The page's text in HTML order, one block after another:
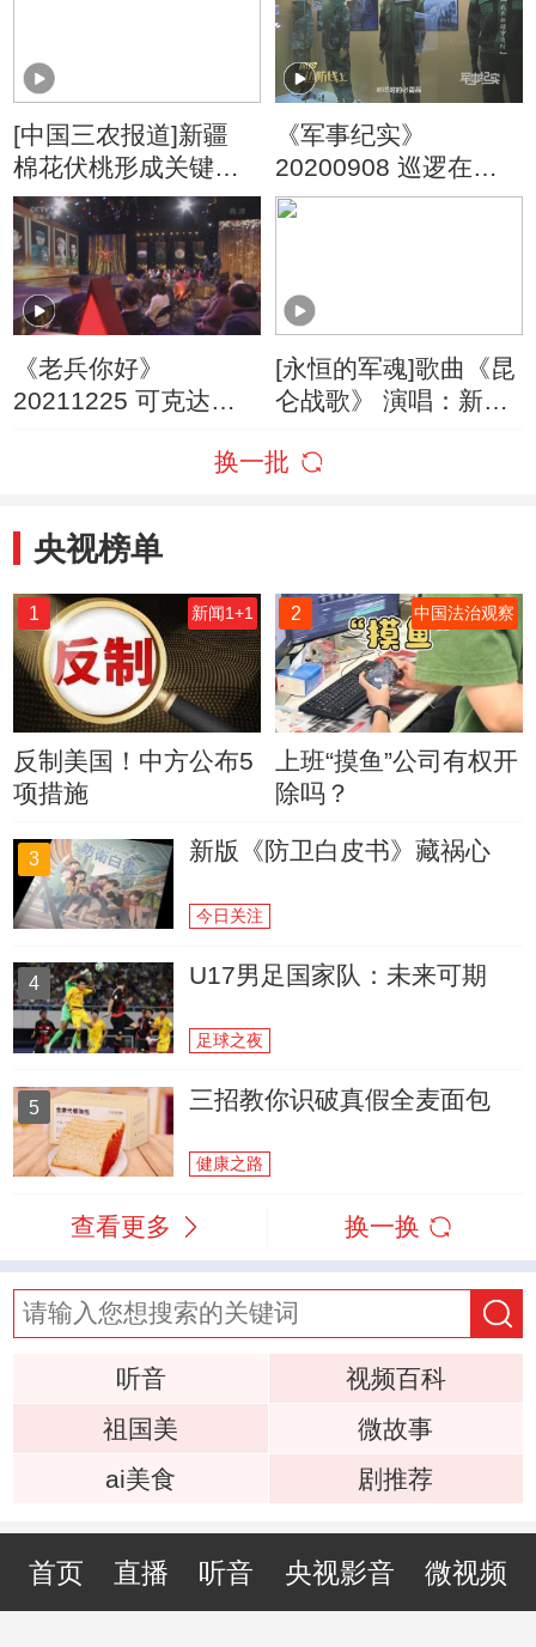
[中国三农报道]新疆
棉花伏桃形成关键期
机器人下田植保抗高
温
《军事纪实》
20200908 巡逻在边
防线上 我在新疆守边
《老兵你好》
20211225 可克达拉
戍边天山下”新疆生产
[永恒的军魂]歌曲《昆
仑战歌》 演唱：新疆
换一批
央视榜单
1 新闻1+1
反制美国！中方公布5
项措施
2 中国法治观察
上班“摸鱼”公司有权开
除吗？
3 新版《防卫白皮书》藏祸心
今日关注
4 U17男足国家队：未来可期
足球之夜
5 三招教你识破真假全麦面包
健康之路
查看更多 换一换
听音
视频百科
祖国美
微故事
ai美食
剧推荐
首页 直播 听音 央视影音 微视频